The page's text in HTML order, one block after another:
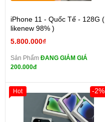
iPhone 11 - Quốc Tế - 128G (
likenew 98% )
5.800.000₫
Sản Phẩm ĐANG GIẢM GIÁ
200.000đ
-2%
Hot